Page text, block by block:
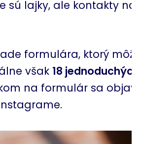
sú lajky, ale kontakty na
formulára, ktorý môže
však 18 jednoduchých
na formulár sa